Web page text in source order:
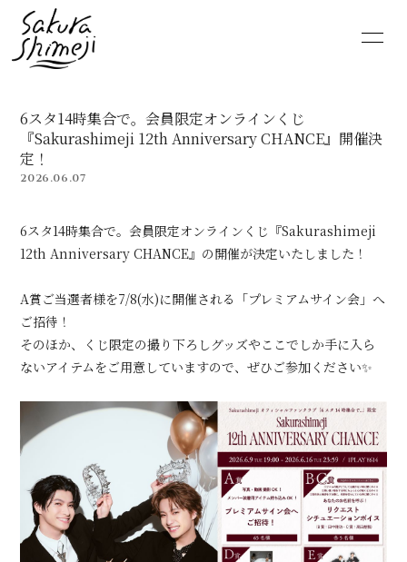
SCHEDULE
PROFILE
VIDEO
MOVIE
PHOTO
NOTE
CONTACT
会員登録 ログイン
6スタ14時集合で。会員限定オンラインくじ
『Sakurashimeji 12th Anniversary CHANCE』開催決
定！
2026.06.07
6スタ14時集合で。会員限定オンラインくじ『Sakurashimeji
12th Anniversary CHANCE』の開催が決定いたしました！
A賞ご当選者様を7/8(水)に開催される「プレミアムサイン会」へ
ご招待！
そのほか、くじ限定の撮り下ろしグッズやここでしか手に入ら
ないアイテムをご用意していますので、ぜひご参加ください✨